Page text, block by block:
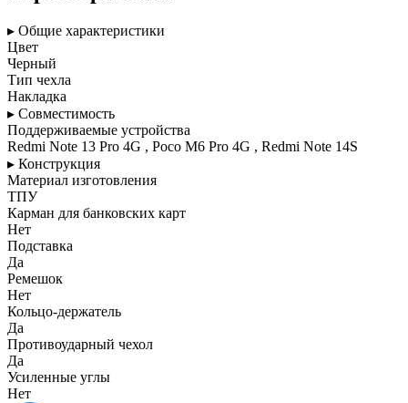
▸ Общие характеристики
Цвет
Черный
Тип чехла
Накладка
▸ Совместимость
Поддерживаемые устройства
Redmi Note 13 Pro 4G , Poco M6 Pro 4G , Redmi Note 14S
▸ Конструкция
Материал изготовления
ТПУ
Карман для банковских карт
Нет
Подставка
Да
Ремешок
Нет
Кольцо-держатель
Да
Противоударный чехол
Да
Усиленные углы
Нет